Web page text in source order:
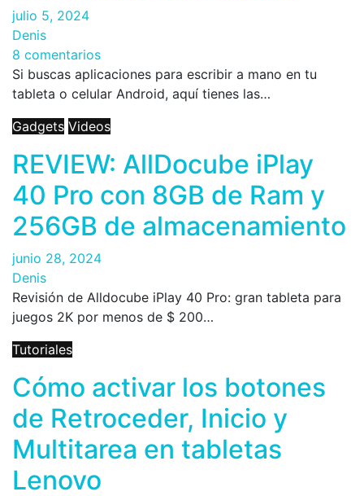
julio 5, 2024
Denis
8 comentarios
Si buscas aplicaciones para escribir a mano en tu
tableta o celular Android, aquí tienes las…
Gadgets Videos
REVIEW: AllDocube iPlay
40 Pro con 8GB de Ram y
256GB de almacenamiento
junio 28, 2024
Denis
Revisión de Alldocube iPlay 40 Pro: gran tableta para
juegos 2K por menos de $ 200…
Tutoriales
Cómo activar los botones
de Retroceder, Inicio y
Multitarea en tabletas
Lenovo